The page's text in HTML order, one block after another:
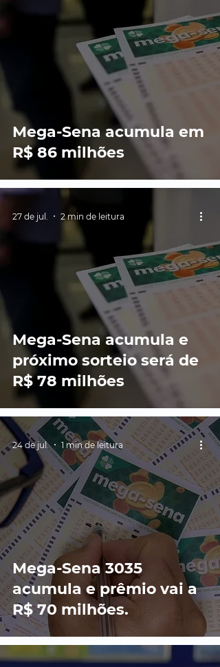
Mega-Sena acumula em
R$ 86 milhões
Mega-Sena acumula e
próximo sorteio será de
R$ 78 milhões
27 de jul. 2 min de leitura
Mega-Sena 3035
acumula e prêmio vai a
R$ 70 milhões.
24 de jul. 1 min de leitura